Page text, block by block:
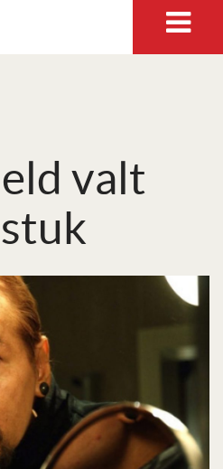
valt